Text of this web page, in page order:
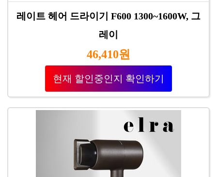
레이트 헤어 드라이기 F600 1300~1600W, 그
레이
46,410원
현재 할인중인지 확인하기